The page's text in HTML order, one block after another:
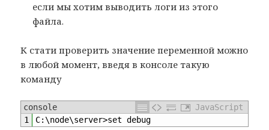
если мы хотим выводить логи из этого
файла.
К стати проверить значение переменной можно
в любой момент, введя в консоле такую
команду
console
JavaScript
1
C:\node\server>set debug